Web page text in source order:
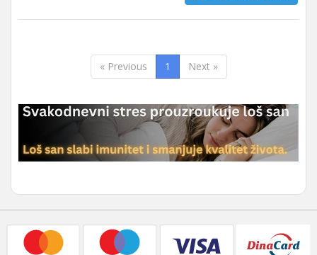
« Previous 1 Next »